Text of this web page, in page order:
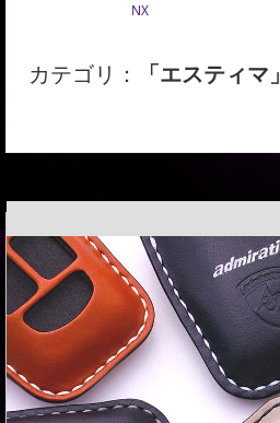
NX
カテゴリ： 「エスティマ」